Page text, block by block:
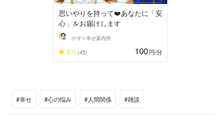
思いやりを持って❤️あなたに「安
心」をお届けします
かず☆幸せ案内所
5.0 (45) 100円/分
#幸せ #心の悩み #人間関係 #雑談